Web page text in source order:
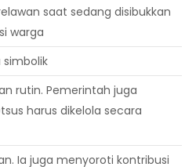
saat sedang disibukkan
warga
simbolik
rutin. Pemerintah juga
harus dikelola secara
Ia juga menyoroti kontribusi